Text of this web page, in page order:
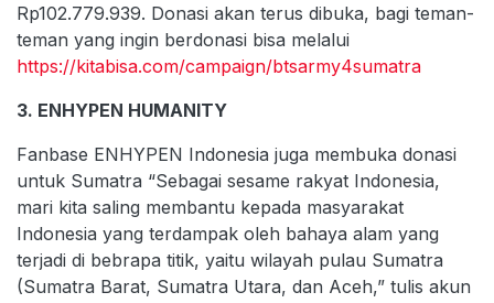
Rp102.779.939. Donasi akan terus dibuka, bagi teman-
teman yang ingin berdonasi bisa melalui
https://kitabisa.com/campaign/btsarmy4sumatra
3. ENHYPEN HUMANITY
Fanbase ENHYPEN Indonesia juga membuka donasi
untuk Sumatra “Sebagai sesame rakyat Indonesia,
mari kita saling membantu kepada masyarakat
Indonesia yang terdampak oleh bahaya alam yang
terjadi di bebrapa titik, yaitu wilayah pulau Sumatra
(Sumatra Barat, Sumatra Utara, dan Aceh,” tulis akun